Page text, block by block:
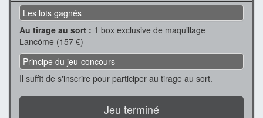
Les lots gagnés
Au tirage au sort : 1 box exclusive de maquillage
Lancôme (157 €)
Principe du jeu-concours
Il suffit de s'inscrire pour participer au tirage au sort.
Jeu terminé